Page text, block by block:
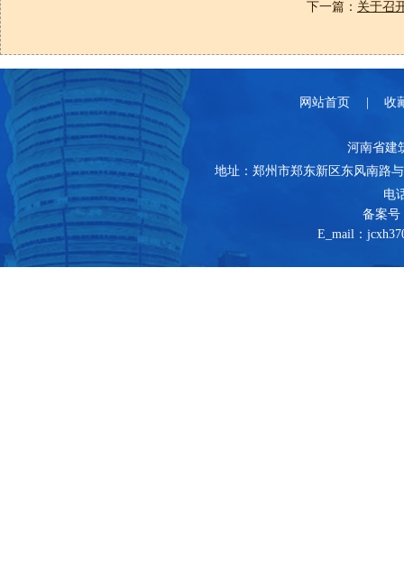
下一篇： 关于召